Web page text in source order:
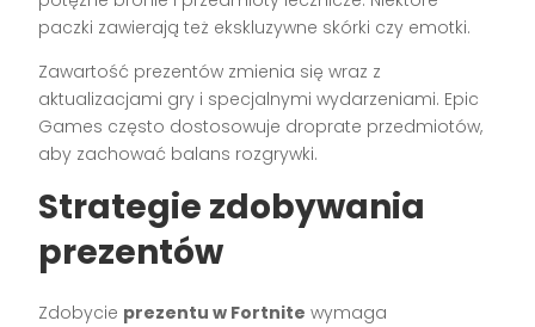
paczki zawierają też ekskluzywne skórki czy emotki.
Zawartość prezentów zmienia się wraz z
aktualizacjami gry i specjalnymi wydarzeniami. Epic
Games często dostosowuje droprate przedmiotów,
aby zachować balans rozgrywki.
Strategie zdobywania
prezentów
Zdobycie prezentu w Fortnite wymaga